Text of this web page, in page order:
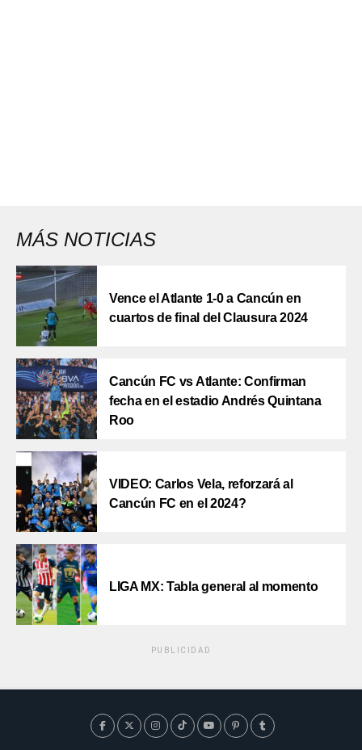
MÁS NOTICIAS
Vence el Atlante 1-0 a Cancún en
cuartos de final del Clausura 2024
Cancún FC vs Atlante: Confirman
fecha en el estadio Andrés Quintana
Roo
VIDEO: Carlos Vela, reforzará al
Cancún FC en el 2024?
LIGA MX: Tabla general al momento
PUBLICIDAD